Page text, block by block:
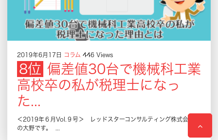
2019年6月17日 コラム 446 Views
偏差値30台で機械科工業
高校卒の私が税理士になっ
た...
＜2019年６月Vol.９号＞ レッドスターコンサルティング株式会社
の大野です。 ...